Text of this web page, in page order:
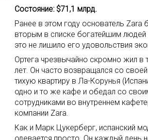
Состояние: $71,1 млрд.
Ранее в этом году основатель Zara
вторым в списке богатейшим людей
это не лишило его удовольствия
Ортега чрезвычайно скромно жил в
лет. Он часто возвращался со
тихую квартиру в Ла-Корунья
одно и то же кафе и обедал со
сотрудниками во внутреннем
компании Zara.
Как и Марк Цукерберг, испанский